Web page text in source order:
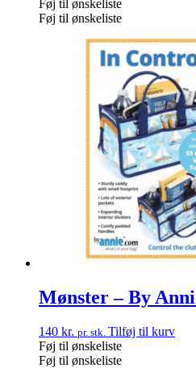
Føj til ønskeliste
Føj til ønskeliste
Mønster – By
140 kr. pr. stk. Tilføj til kurv
Føj til ønskeliste
Føj til ønskeliste